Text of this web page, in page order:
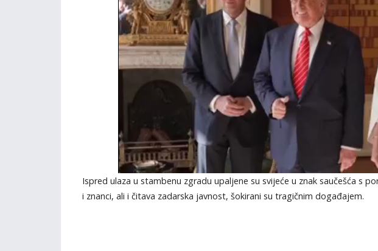
Ispred ulaza u stambenu zgradu upaljene su svijeće u znak saučešća s
i znanci, ali i čitava zadarska javnost, šokirani su tragičnim događajem.